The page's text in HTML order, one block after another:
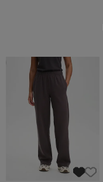
Valitse 2, maksa 44,99€